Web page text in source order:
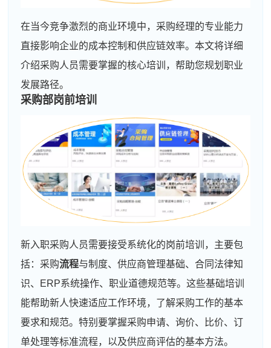
在当今竞争激烈的商业环境中，采购经理的专业能力
直接影响企业的成本控制和供应链效率。本文将详细
介绍采购人员需要掌握的核心培训，帮助您规划职业
发展路径。
采购部岗前培训
新入职采购人员需要接受系统化的岗前培训，主要包
括：采购流程与制度、供应商管理基础、合同法律知
识、ERP系统操作、职业道德规范等。这些基础培训
能帮助新人快速适应工作环境，了解采购工作的基本
要求和规范。特别要掌握采购申请、询价、比价、订
单处理等标准流程，以及供应商评估的基本方法。